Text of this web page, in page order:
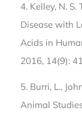
4. Kelley, N.
Disease with
Acids in
2016, 14(9):
5. Burri, L.,
Animal